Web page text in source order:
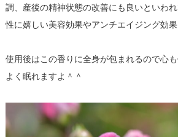
調、産後の精神状態の改善にも良いといわ
性に嬉しい美容効果やアンチエイジング効果
使用後はこの香りに全身が包まれるので心
よく眠れますよ＾＾